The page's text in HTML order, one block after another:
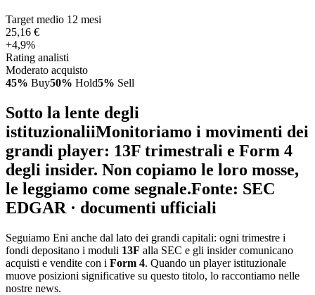
Target medio 12 mesi
25,16 €
+4,9%
Rating analisti
Moderato acquisto
45% Buy50% Hold5% Sell
Sotto la lente degli
istituzionaliiMonitoriamo i movimenti dei
grandi player: 13F trimestrali e Form 4
degli insider. Non copiamo le loro mosse,
le leggiamo come segnale.Fonte: SEC
EDGAR · documenti ufficiali
Seguiamo Eni anche dal lato dei grandi capitali: ogni trimestre i
fondi depositano i moduli 13F alla SEC e gli insider comunicano
acquisti e vendite con i Form 4. Quando un player istituzionale
muove posizioni significative su questo titolo, lo raccontiamo nelle
nostre news.